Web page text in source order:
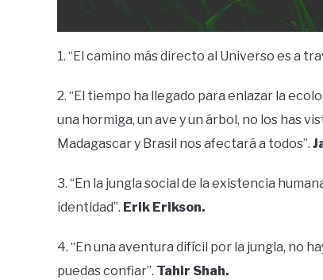
1. “El camino más directo al Universo es a
2. “El tiempo ha llegado para enlazar la
una hormiga, un ave y un árbol, no los has
Madagascar y Brasil nos afectará a todos”.
3. “En la jungla social de la existencia
identidad”. Erik Erikson.
4. “En una aventura difícil por la jungla, no
puedas confiar”. Tahir Shah.